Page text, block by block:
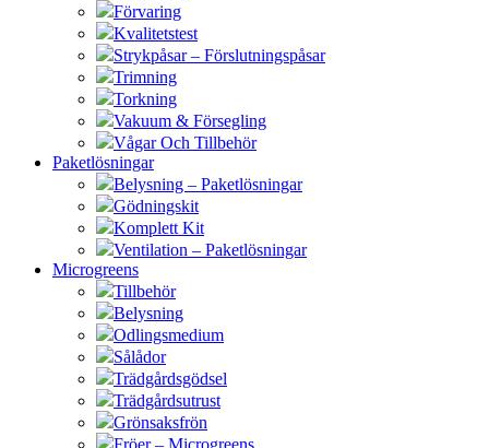
Förvaring
Kvalitetstest
Strykpåsar – Förslutningspåsar
Trimning
Torkning
Vakuum & Försegling
Vågar Och Tillbehör
Paketlösningar
Belysning – Paketlösningar
Gödningskit
Komplett Kit
Ventilation – Paketlösningar
Microgreens
Tillbehör
Belysning
Odlingsmedium
Sålådor
Trädgårdsgödsel
Trädgårdsutrust
Grönsaksfrön
Fröer – Microgreens